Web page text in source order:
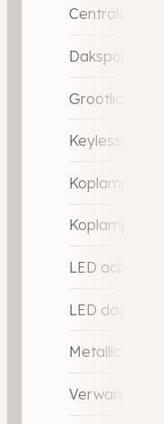
Centrale
Dakspoiler
Grootlicht-
Keyless entry
Koplampen
LED
LED
Metallic lak
Verwarmde